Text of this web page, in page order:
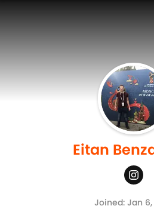
Eitan
Joined: Jan 6,